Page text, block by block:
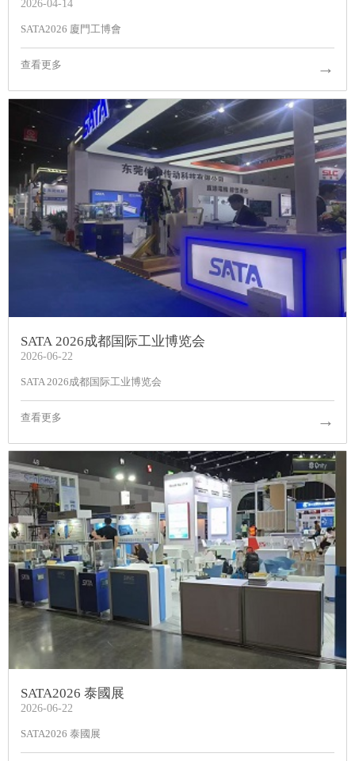
2026-04-14
SATA2026 廈門工博會
查看更多 →
SATA 2026成都国际工业博览会
2026-06-22
SATA 2026成都国际工业博览会
查看更多 →
SATA2026 泰國展
2026-06-22
SATA2026 泰國展